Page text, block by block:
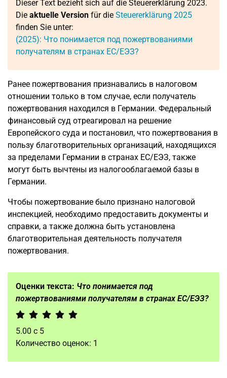
Dieser Text bezieht sich auf die Steuererklärung 2023.
Die aktuelle Version für die Steuererklärung 2025
finden Sie unter:
(2025): Что понимается под пожертвованиями
получателям в странах ЕС/ЕЭЗ?
Ранее пожертвования признавались в налоговом
отношении только в том случае, если получатель
пожертвования находился в Германии. Федеральный
финансовый суд отреагировал на решение
Европейского суда и постановил, что пожертвования в
пользу благотворительных организаций, находящихся
за пределами Германии в странах ЕС/ЕЭЗ, также
могут быть вычтены из налогооблагаемой базы в
Германии.
Чтобы пожертвование было признано налоговой
инспекцией, необходимо предоставить документы и
справки, а также должна быть установлена
благотворительная деятельность получателя
пожертвования.
Оценки текста: Что понимается под
пожертвованиями получателям в странах ЕС/ЕЭЗ?
5.00 с 5
Количество оценок: 1